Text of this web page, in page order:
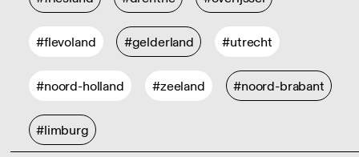
#flevoland #gelderland #utrecht
#noord-holland #zeeland #noord-brabant
#limburg